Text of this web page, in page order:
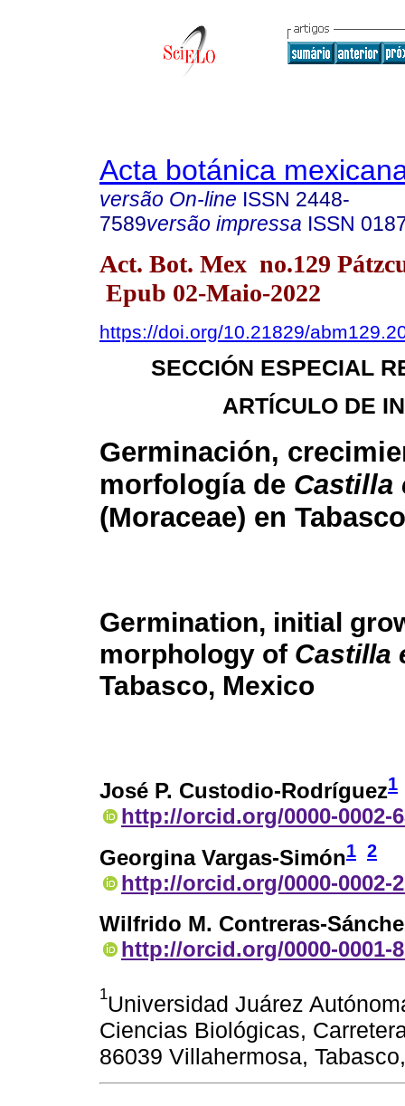
Acta botánica
versão On-line ISSN 2448-
7589versão impressa ISSN
Act. Bot. Mex no.129
Epub 02-Maio-2022
https://doi.org/10.21829/
SECCIÓN ESPECIAL
ARTÍCULO DE
Germinación,
morfología de Castilla
(Moraceae) en
Germination, initial
morphology of Castilla
Tabasco, Mexico
José P. Custodio-Rodríguez1
http://orcid.org/0000-0002-
Georgina Vargas-Simón1 2
http://orcid.org/0000-0002-
Wilfrido M. Contreras-
http://orcid.org/0000-0001-
1Universidad Juárez
Ciencias Biológicas,
86039 Villahermosa,